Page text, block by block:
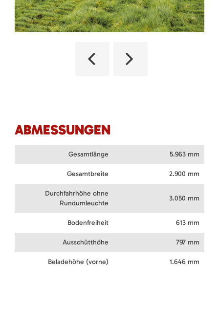
ABMESSUNGEN
Gesamtlänge 5.963 mm
Gesamtbreite 2.900 mm
Durchfahrhöhe ohne
Rundumleuchte
3.050 mm
Bodenfreiheit 613 mm
Ausschütthöhe 797 mm
Beladehöhe (vorne) 1.646 mm